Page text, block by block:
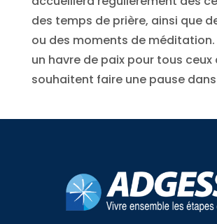
des temps de prière, ainsi que
ou des moments de méditation.
un havre de paix pour tous ceux
souhaitent faire une pause dans